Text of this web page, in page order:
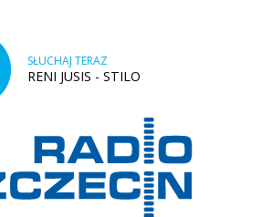
SŁUCHAJ TERAZ
RENI JUSIS - STILO